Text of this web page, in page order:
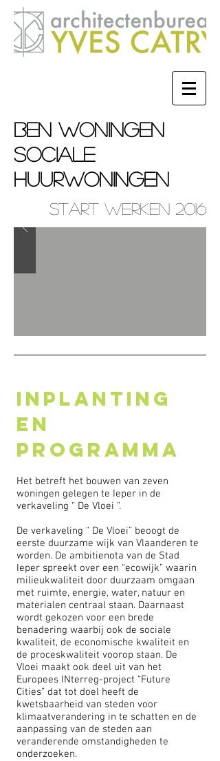
BEN WONINGEN
SOCIALE
HUURWONINGEN
INPLANTING
EN
PROGRAMMA
Het betreft het bouwen van zeven
woningen gelegen te Ieper in de
verkaveling “ De Vloei ”.
De verkaveling “ De Vloei” beoogt de
eerste duurzame wijk van Vlaanderen te
worden. De ambitienota van de Stad
Ieper spreekt over een “ecowijk” waarin
milieukwaliteit door duurzaam omgaan
met ruimte, energie, water, natuur en
materialen centraal staan. Daarnaast
wordt gekozen voor een brede
benadering waarbij ook de sociale
kwaliteit, de economische kwaliteit en
de proceskwaliteit voorop staan. De
Vloei maakt ook deel uit van het
Europees INterreg-project “Future
Cities” dat tot doel heeft de
kwetsbaarheid van steden voor
klimaatverandering in te schatten en de
aanpassing van de steden aan
veranderende omstandigheden te
onderzoeken.
START WERKEN 2016